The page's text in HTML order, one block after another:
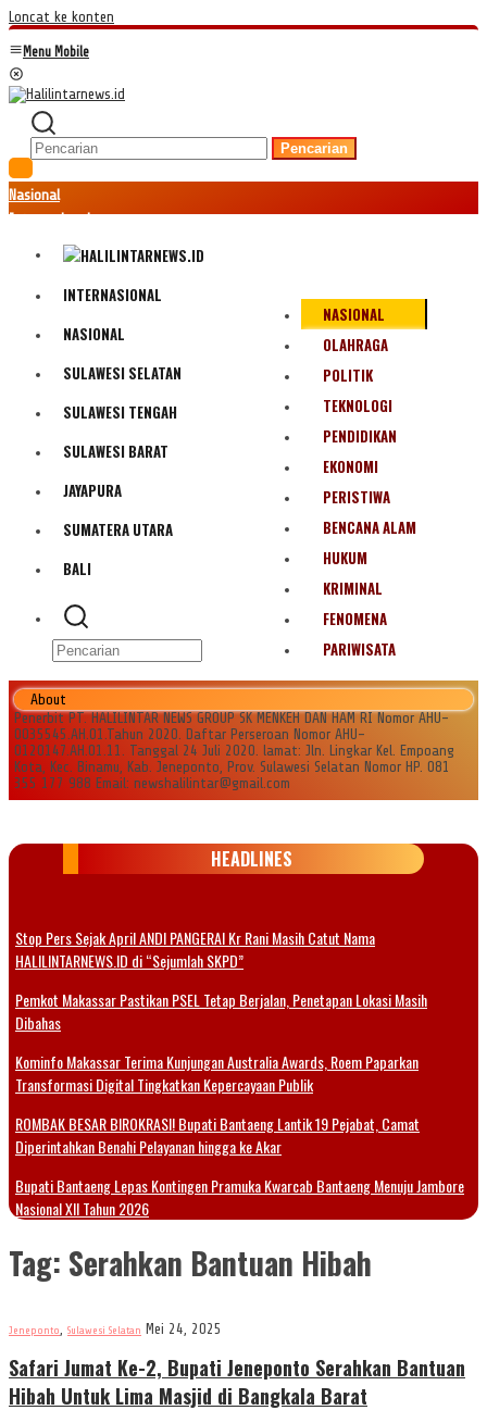
Loncat ke konten
Menu Mobile
Pencarian
Nasional
Internasional
Politik
Olahraga
Bencana Alam
INTERNASIONAL
NASIONAL
SULAWESI SELATAN
SULAWESI TENGAH
SULAWESI BARAT
JAYAPURA
SUMATERA UTARA
BALI
NASIONAL
OLAHRAGA
POLITIK
TEKNOLOGI
PENDIDIKAN
EKONOMI
PERISTIWA
BENCANA ALAM
HUKUM
KRIMINAL
FENOMENA
PARIWISATA
About
Penerbit PT. HALILINTAR NEWS GROUP SK MENKEH DAN HAM RI Nomor AHU-
0035545.AH.01.Tahun 2020. Daftar Perseroan Nomor AHU-
0120147.AH.01.11. Tanggal 24 Juli 2020. lamat: Jln. Lingkar Kel. Empoang
Kota, Kec. Binamu, Kab. Jeneponto, Prov. Sulawesi Selatan Nomor HP. 081
355 177 988 Email: newshalilintar@gmail.com
HEADLINES
Stop Pers Sejak April ANDI PANGERAI Kr Rani Masih Catut Nama
HALILINTARNEWS.ID di “Sejumlah SKPD”
Pemkot Makassar Pastikan PSEL Tetap Berjalan, Penetapan Lokasi Masih
Dibahas
Kominfo Makassar Terima Kunjungan Australia Awards, Roem Paparkan
Transformasi Digital Tingkatkan Kepercayaan Publik
ROMBAK BESAR BIROKRASI! Bupati Bantaeng Lantik 19 Pejabat, Camat
Diperintahkan Benahi Pelayanan hingga ke Akar
Bupati Bantaeng Lepas Kontingen Pramuka Kwarcab Bantaeng Menuju Jambore
Nasional XII Tahun 2026
Tag: Serahkan Bantuan Hibah
Jeneponto, Sulawesi Selatan Mei 24, 2025
Safari Jumat Ke-2, Bupati Jeneponto Serahkan Bantuan
Hibah Untuk Lima Masjid di Bangkala Barat